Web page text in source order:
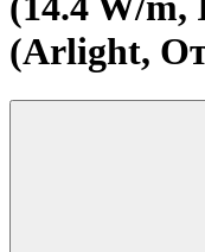
(Arlight,